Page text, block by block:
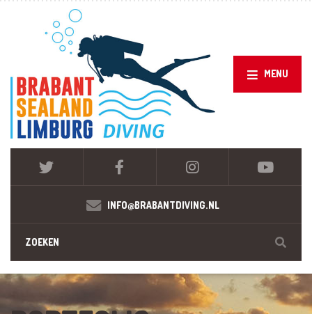
MENU
INFO@BRABANTDIVING.NL